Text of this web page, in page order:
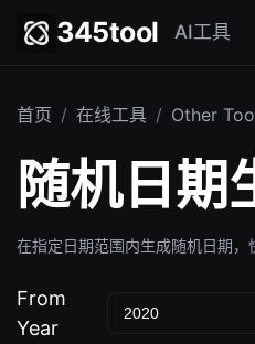
345tool AI工具
首页 / 在线工具 / Other
随机日期
在指定日期范围内生成随机日期，
From
Year